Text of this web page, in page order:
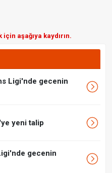
aşağıya kaydırın.
Ligi'nde gecenin
yeni talip
gecenin